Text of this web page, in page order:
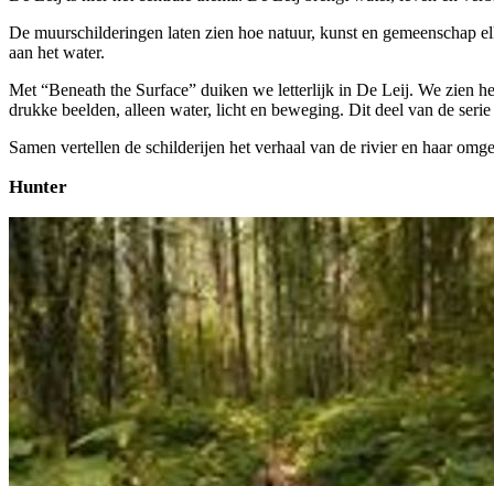
De muurschilderingen laten zien hoe natuur, kunst en
aan het water.
Met “Beneath the Surface” duiken we letterlijk in De Leij. We zien
drukke beelden, alleen water, licht en beweging. Dit deel van de
Samen vertellen de schilderijen het verhaal van de rivier en haar
Hunter